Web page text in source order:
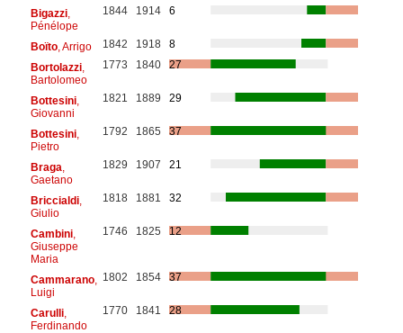
Bigazzi,
Pénélope
1844 1914 6
Boïto, Arrigo 1842 1918
8
Bortolazzi,
Bartolomeo
1773 1840 27
Bottesini,
Giovanni
1821 1889 29
Bottesini,
Pietro
1792 1865 37
Braga
Gaetano
1829 1907 21
Briccialdi,
Giulio
1818 1881 32
Cambini,
Giuseppe
Maria
1746 1825 12
Cammarano,
Luigi
1802 1854 37
Carulli,
Ferdinando
1770 1841 28